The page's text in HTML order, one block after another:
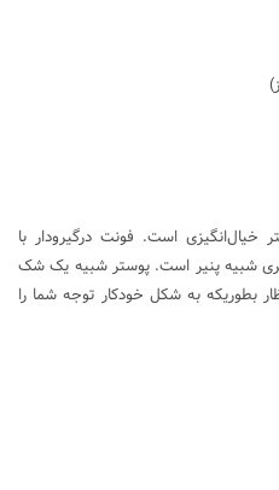
خیال‌انگیزی است. فونت درگیرودار با
شبیه پنیر است. پوستر شبیه یک شک
بطوریکه به شکل خودکار توجه شما را